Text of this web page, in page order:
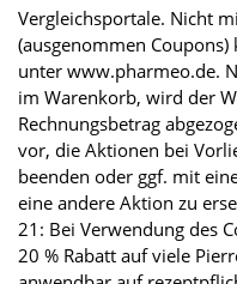
Vergleichsportale. Nicht
(ausgenommen
unter www.pharmeo.de.
im Warenkorb, wird der
Rechnungsbetrag
vor, die Aktionen bei
beenden oder ggf. mit
eine andere Aktion zu
21: Bei Verwendung des
20 % Rabatt auf viele